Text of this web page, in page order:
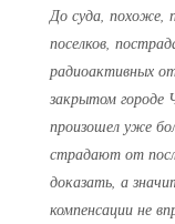
До суда, похоже,
поселков,
радиоактивных
закрытом городе
произошел уже
страдают от
доказать, а
компенсации не